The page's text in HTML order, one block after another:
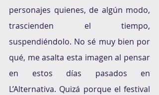
personajes quienes, de algún modo,
trascienden el tiempo,
suspendiéndolo. No sé muy bien por
qué, me asalta esta imagen al pensar
en estos días pasados en
L’Alternativa. Quizá porque el festival